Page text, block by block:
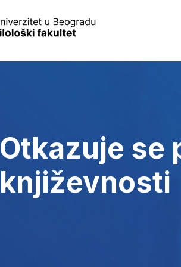
Otkazuje se
književnosti